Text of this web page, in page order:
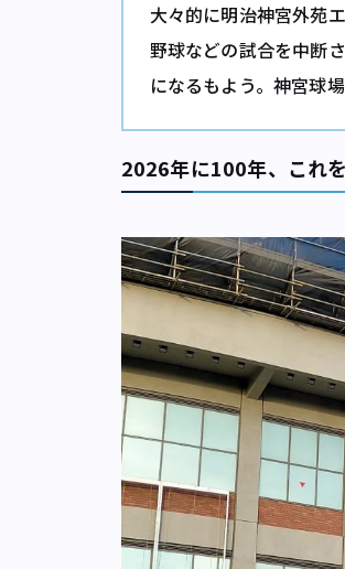
大々的に明治神宮外苑
野球などの試合を中断
になるもよう。神宮球
2026年に100年、これ